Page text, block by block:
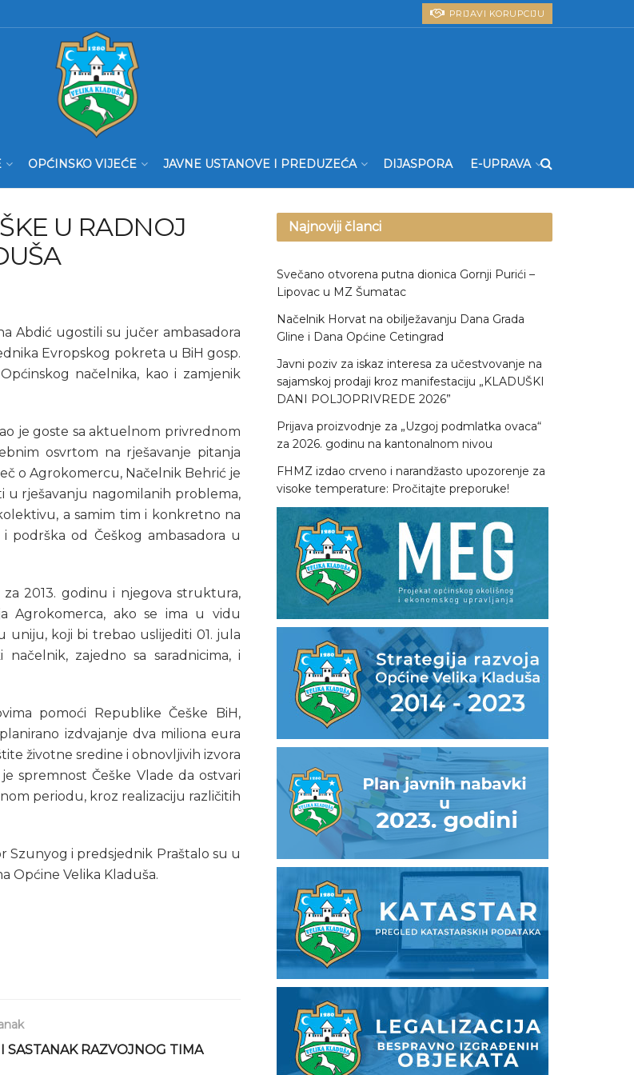
PRIJAVI KORUPCIJU
OPĆINSKO VIJEĆE JAVNE USTANOVE I PREDUZEĆA DIJASPORA E-UPRAVA
U RADNOJ
Abdić ugostili su jučer ambasadora
Evropskog pokreta u BiH gosp.
načelnika, kao i zamjenik
je goste sa aktuelnom privrednom
osvrtom na rješavanje pitanja
o Agrokomercu, Načelnik Behrić je
u rješavanju nagomilanih problema,
a samim tim i konkretno na
podrška od Češkog ambasadora u
2013. godinu i njegova struktura,
Agrokomerca, ako se ima u vidu
uniju, koji bi trebao uslijediti 01. jula
zajedno sa saradnicima, i
pomoći Republike Češke BiH,
izdvajanje dva miliona eura
životne sredine i obnovljivih izvora
spremnost Češke Vlade da ostvari
periodu, kroz realizaciju različitih
Szunyog i predsjednik Praštalo su u
Općine Velika Kladuša.
SASTANAK RAZVOJNOG TIMA
Najnoviji članci
Svečano otvorena putna dionica Gornji Purići –
Lipovac u MZ Šumatac
Načelnik Horvat na obilježavanju Dana Grada
Gline i Dana Općine Cetingrad
Javni poziv za iskaz interesa za učestvovanje na
sajamskoj prodaji kroz manifestaciju „KLADUŠKI
DANI POLJOPRIVREDE 2026”
Prijava proizvodnje za „Uzgoj podmlatka ovaca“
za 2026. godinu na kantonalnom nivou
FHMZ izdao crveno i narandžasto upozorenje za
visoke temperature: Pročitajte preporuke!